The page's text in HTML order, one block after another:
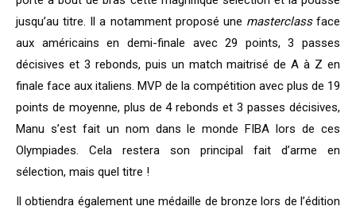
jusqu’au titre. Il a notamment proposé une masterclassface
aux américains en demi-finale avec 29 points, 3 passes
décisives et 3 rebonds, puis un match maitrisé de A à Z en
finale face aux italiens. MVP de la compétition avec plus de 19
points de moyenne, plus de 4 rebonds et 3 passes décisives,
Manu s’est fait un nom dans le monde FIBA lors de ces
Olympiades. Cela restera son principal fait d’arme en
sélection, mais quel titre !
Il obtiendra également une médaille de bronze lors de l’édition